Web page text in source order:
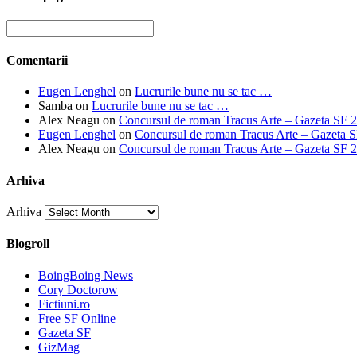
Comentarii
Eugen Lenghel on Lucrurile bune nu se tac …
Samba on Lucrurile bune nu se tac …
Alex Neagu on Concursul de roman Tracus Arte – Gazeta SF
Eugen Lenghel on Concursul de roman Tracus Arte – Gazeta
Alex Neagu on Concursul de roman Tracus Arte – Gazeta SF
Arhiva
Arhiva
Blogroll
BoingBoing News
Cory Doctorow
Fictiuni.ro
Free SF Online
Gazeta SF
GizMag